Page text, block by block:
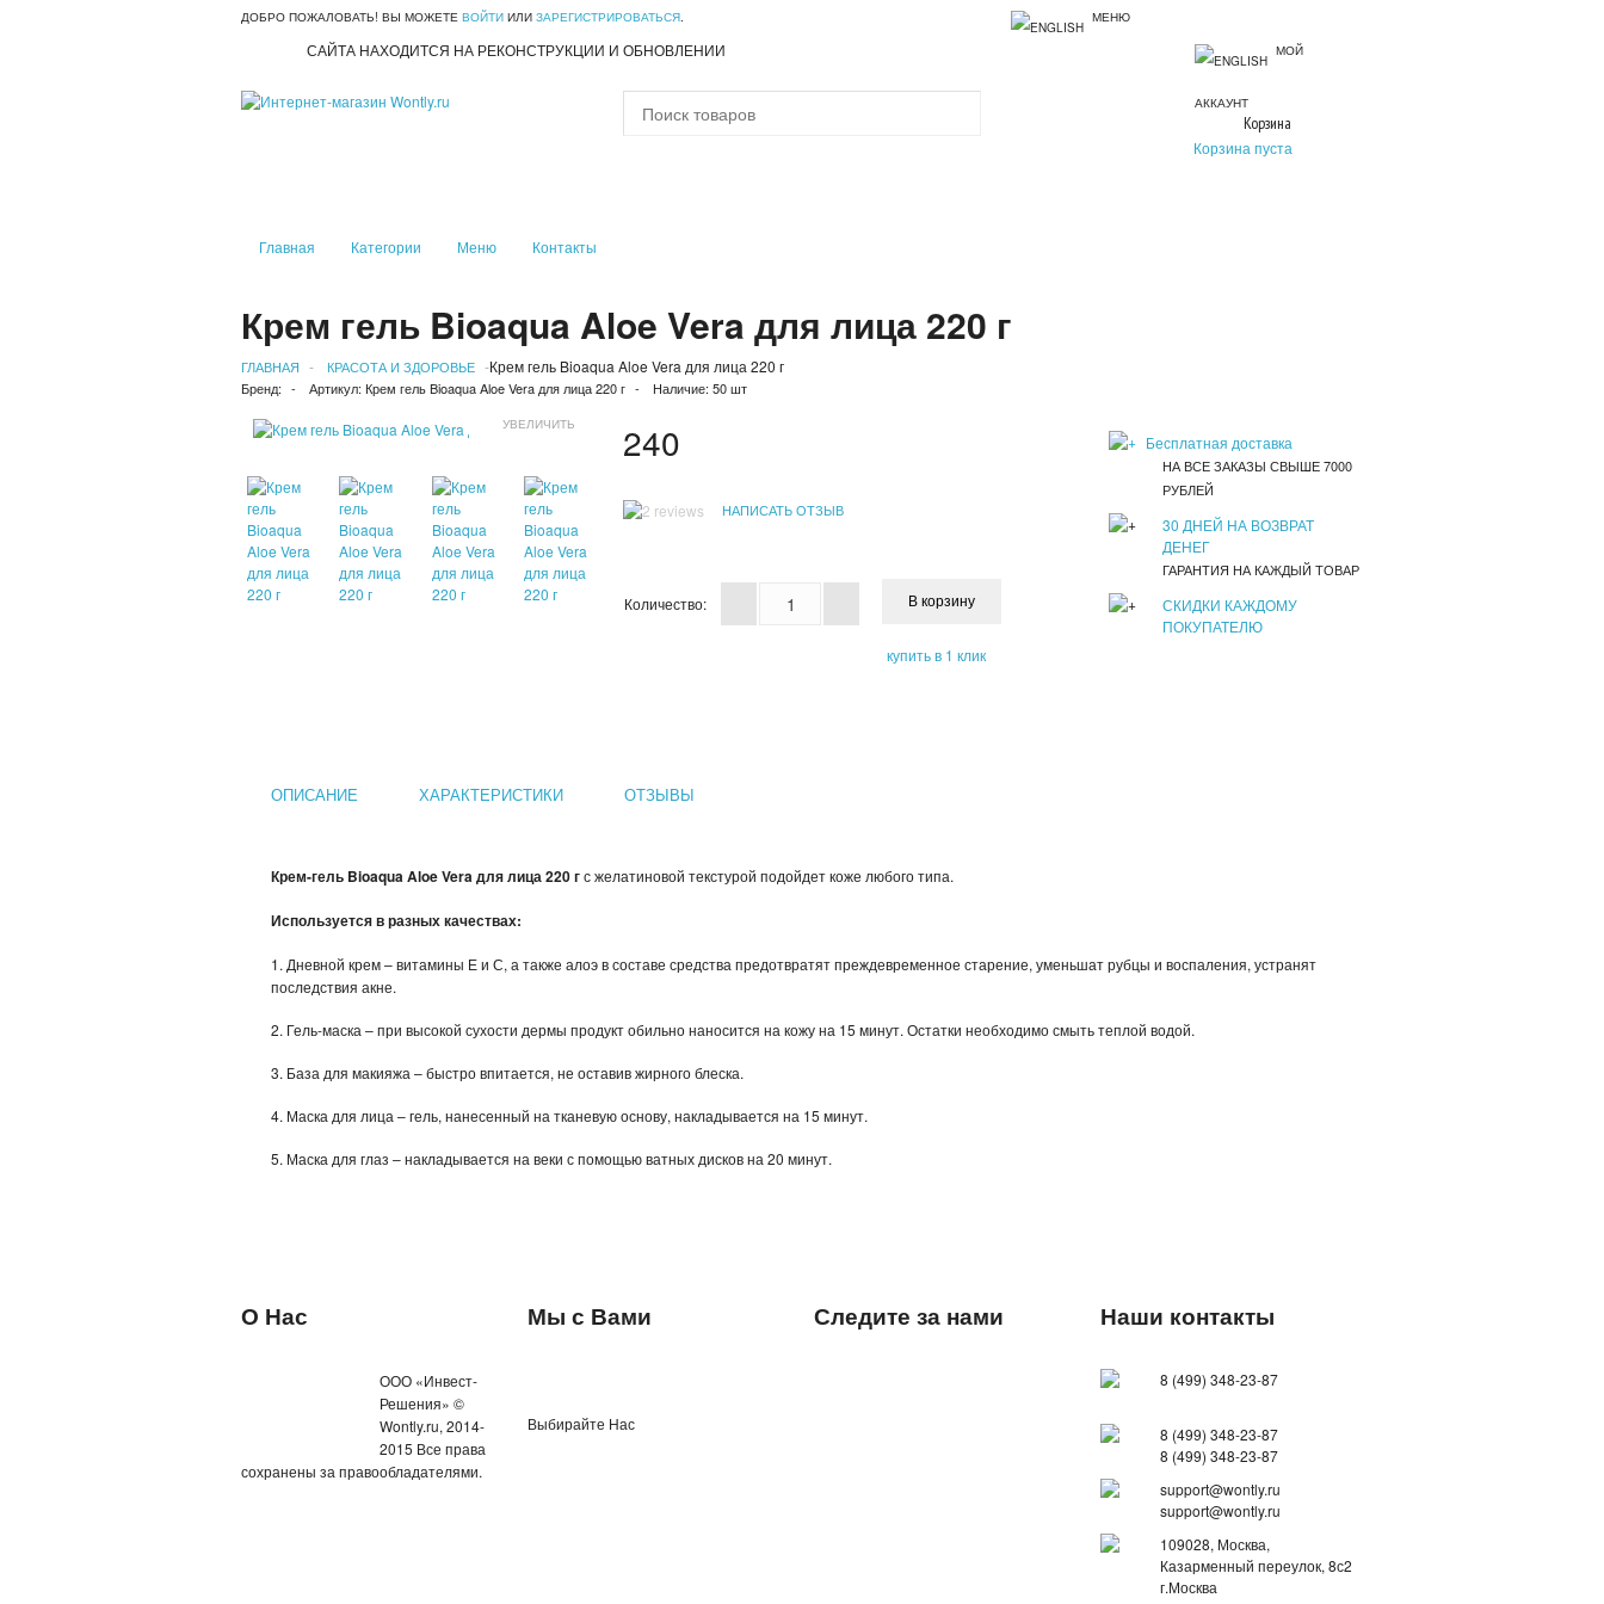
ДОБРО ПОЖАЛОВАТЬ! ВЫ МОЖЕТЕ ВОЙТИ ИЛИ ЗАРЕГИСТРИРОВАТЬСЯ.
САЙТА НАХОДИТСЯ НА РЕКОНСТРУКЦИИ И ОБНОВЛЕНИИ
МЕНЮ
МОЙ
АККАУНТ
Корзина
Корзина пуста
Главная Категории Меню Контакты
Крем гель Bioaqua Aloe Vera для лица 220 г
ГЛАВНАЯ КРАСОТА И ЗДОРОВЬЕ Крем гель Bioaqua Aloe Vera для лица 220 г
Бренд: Артикул: Крем гель Bioaqua Aloe Vera для лица 220 г Наличие: 50 шт
УВЕЛИЧИТЬ 240
НАПИСАТЬ ОТЗЫВ
Количество:
купить в 1 клик
Бесплатная доставка
НА ВСЕ ЗАКАЗЫ СВЫШЕ 7000
РУБЛЕЙ
30 ДНЕЙ НА ВОЗВРАТ
ДЕНЕГ
ГАРАНТИЯ НА КАЖДЫЙ ТОВАР
СКИДКИ КАЖДОМУ
ПОКУПАТЕЛЮ
ОПИСАНИЕ ХАРАКТЕРИСТИКИ ОТЗЫВЫ
Крем-гель Bioaqua Aloe Vera для лица 220 гс желатиновой текстурой подойдет коже любого типа.
Используется в разных качествах:
1. Дневной крем – витамины Е и С, а также алоэ в составе средства предотвратят преждевременное старение, уменьшат рубцы и воспаления, устранят
последствия акне.
2. Гель-маска – при высокой сухости дермы продукт обильно наносится на кожу на 15 минут. Остатки необходимо смыть теплой водой.
3. База для макияжа – быстро впитается, не оставив жирного блеска.
4. Маска для лица – гель, нанесенный на тканевую основу, накладывается на 15 минут.
5. Маска для глаз – накладывается на веки с помощью ватных дисков на 20 минут.
О Нас
ООО «Инвест-
Решения» ©
Wontly.ru, 2014-
2015 Все права
сохранены за правообладателями.
Мы с Вами
Выбирайте Нас
Следите за нами Наши контакты
8 (499) 348-23-87
8 (499) 348-23-87
8 (499) 348-23-87
support@wontly.ru
support@wontly.ru
109028, Москва,
Казарменный переулок, 8с2
г.Москва